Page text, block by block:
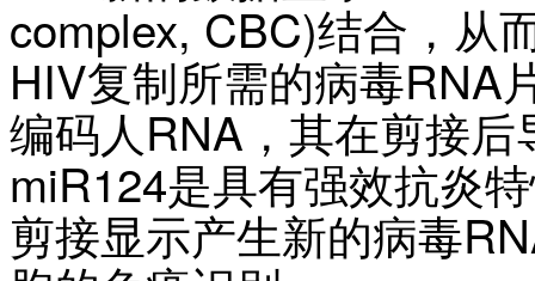
complex, CBC)结合，从
HIV复制所需的病毒RNA
编码人RNA，其在剪接
miR124是具有强效抗炎
剪接显示产生新的病毒